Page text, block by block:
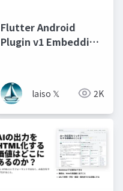
Flutter Android
Plugin v1 Embedding
laiso 𝕏 2K